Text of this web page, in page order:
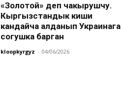
«Золотой» деп чакырушчу.
Кыргызстандык киши
кандайча алданып Украинага
согушка барган
kloopkyrgyz - 04/06/2026